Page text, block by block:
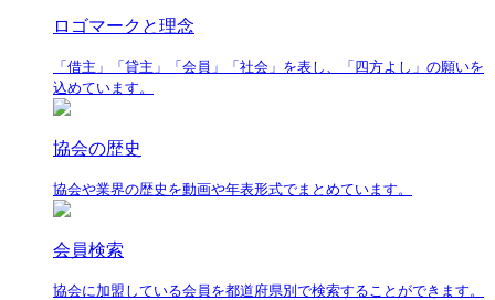
ロゴマークと理念
「借主」「貸主」「会員」「社会」を表し、「四方よし」の願いを
込めています。
協会の歴史
協会や業界の歴史を動画や年表形式でまとめています。
会員検索
協会に加盟している会員を都道府県別で検索することができます。